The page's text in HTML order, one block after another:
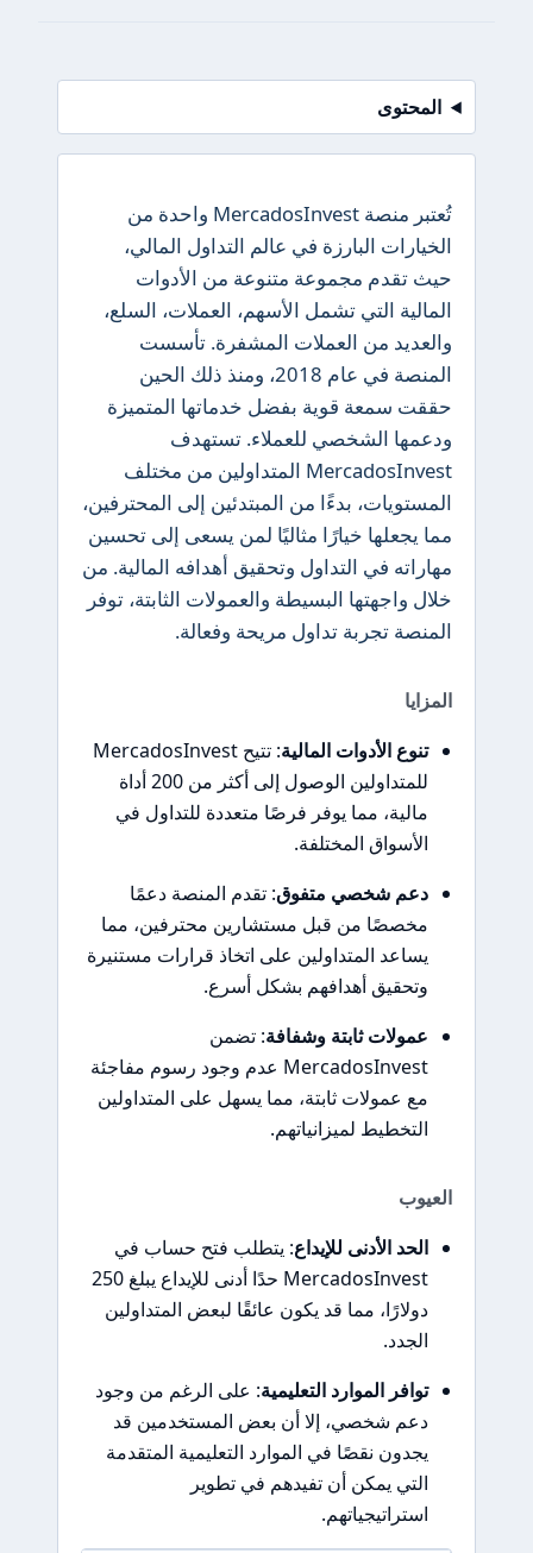
المحتوى
تُعتبر منصة MercadosInvest واحدة من
الخيارات البارزة في عالم التداول المالي،
حيث تقدم مجموعة متنوعة من الأدوات
المالية التي تشمل الأسهم، العملات، السلع،
والعديد من العملات المشفرة. تأسست
المنصة في عام 2018، ومنذ ذلك الحين
حققت سمعة قوية بفضل خدماتها المتميزة
ودعمها الشخصي للعملاء. تستهدف
MercadosInvest المتداولين من مختلف
المستويات، بدءًا من المبتدئين إلى المحترفين،
مما يجعلها خيارًا مثاليًا لمن يسعى إلى تحسين
مهاراته في التداول وتحقيق أهدافه المالية. من
خلال واجهتها البسيطة والعمولات الثابتة، توفر
المنصة تجربة تداول مريحة وفعالة.
المزايا
تنوع الأدوات المالية
: تتيح MercadosInvest
للمتداولين الوصول إلى أكثر من 200 أداة
مالية، مما يوفر فرصًا متعددة للتداول في
الأسواق المختلفة.
دعم شخصي متفوق: تقدم المنصة دعمًا
مخصصًا من قبل مستشارين محترفين، مما
يساعد المتداولين على اتخاذ قرارات مستنيرة
وتحقيق أهدافهم بشكل أسرع.
عمولات ثابتة وشفافة: تضمن
MercadosInvest عدم وجود رسوم مفاجئة
مع عمولات ثابتة، مما يسهل على المتداولين
التخطيط لميزانياتهم.
العيوب
الحد الأدنى للإيداع: يتطلب فتح حساب في
MercadosInvest حدًا أدنى للإيداع يبلغ 250
دولارًا، مما قد يكون عائقًا لبعض المتداولين
الجدد.
توافر الموارد التعليمية: على الرغم من وجود
دعم شخصي، إلا أن بعض المستخدمين قد
يجدون نقصًا في الموارد التعليمية المتقدمة
التي يمكن أن تفيدهم في تطوير
استراتيجياتهم.